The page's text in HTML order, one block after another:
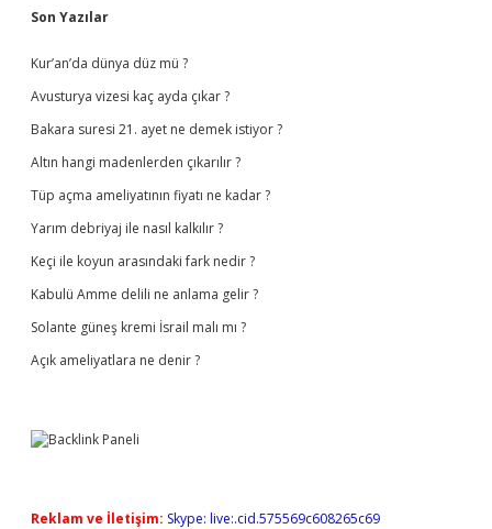
Sidebar
Son Yazılar
Kur’an’da dünya düz mü ?
Avusturya vizesi kaç ayda çıkar ?
Bakara suresi 21. ayet ne demek istiyor ?
Altın hangi madenlerden çıkarılır ?
Tüp açma ameliyatının fiyatı ne kadar ?
Yarım debriyaj ile nasıl kalkılır ?
Keçi ile koyun arasındaki fark nedir ?
Kabulü Amme delili ne anlama gelir ?
Solante güneş kremi İsrail malı mı ?
Açık ameliyatlara ne denir ?
Reklam ve İletişim: Skype: live:.cid.575569c608265c69